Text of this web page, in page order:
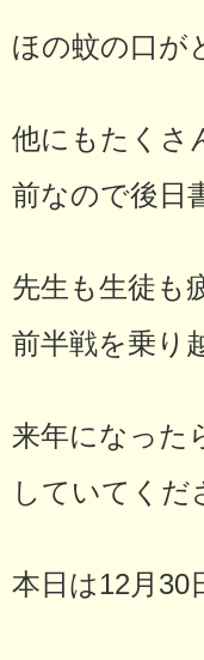
ほの蚊の口が
他にもたくさ
前なので後日
先生も生徒も
前半戦を乗り
来年になった
していてくだ
本日は12月30